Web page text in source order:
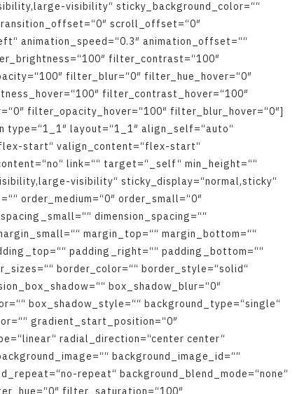
ibility,large-visibility“ sticky background color=““
ransition offset=“0″ scroll offset=“0″
ft“ animation speed=“0.3″ animation offset=““
er brightness=“100″ filter contrast=“100″
acity=“100″ filter blur=“0″ filter hue hover=“0″
tness hover=“100″ filter contrast hover=“100″
=“0″ filter opacity hover=“100″ filter blur hover=“0″]
n type=“1 1″ layout=“1 1″ align self=“auto“
lex-start“ valign content=“flex-start“
ontent=“no“ link=““ target=“ self“ min height=““
isibility,large-visibility“ sticky display=“normal,sticky“
=““ order medium=“0″ order small=“0″
spacing small=““ dimension spacing=““
argin small=““ margin top=““ margin bottom=““
ding top=““ padding right=““ padding bottom=““
r sizes=““ border color=““ border style=“solid“
ion box shadow=““ box shadow blur=“0″
r=““ box shadow style=““ background type=“single“
or=““ gradient start position=“0″
e=“linear“ radial direction=“center center“
ackground image=““ background image id=““
d repeat=“no-repeat“ background blend mode=“none“
er hue=“0″ filter saturation=“100″